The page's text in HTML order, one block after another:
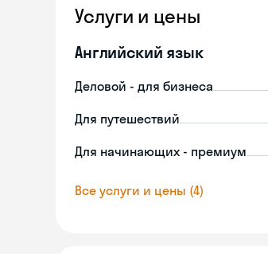
Услуги и цены
Английский язык
Деловой - для бизнеса
Для путешествий
Для начинающих - премиум
Все услуги и цены (4)